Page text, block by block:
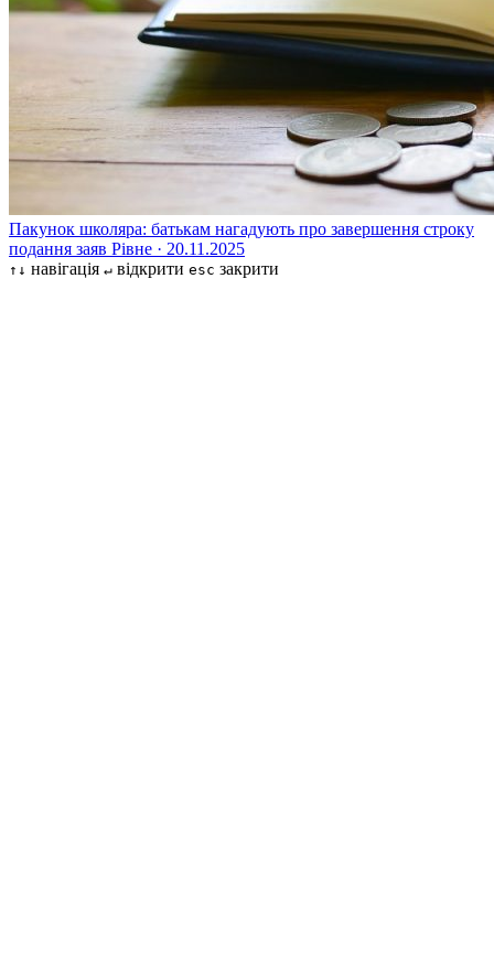
Пакунок школяра: батькам нагадують про завершення строку
подання заяв Рівне · 20.11.2025
↑↓ навігація ↵ відкрити esc закрити